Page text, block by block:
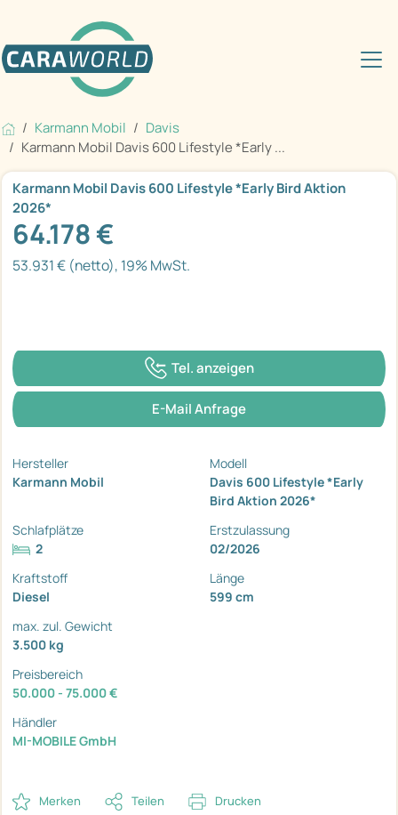
Karmann Mobil
Davis
Karmann Mobil Davis 600 Lifestyle *Early ...
Karmann Mobil Davis 600 Lifestyle *Early Bird Aktion
2026*
64.178 €
53.931 € (netto), 19% MwSt.
Tel. anzeigen
E-Mail Anfrage
Hersteller
Karmann Mobil
Modell
Davis 600 Lifestyle *Early
Bird Aktion 2026*
Schlafplätze
2
Erstzulassung
02/2026
Kraftstoff
Diesel
Länge
599 cm
max. zul. Gewicht
3.500 kg
Preisbereich
50.000 - 75.000 €
Händler
MI-MOBILE GmbH
Merken Teilen Drucken